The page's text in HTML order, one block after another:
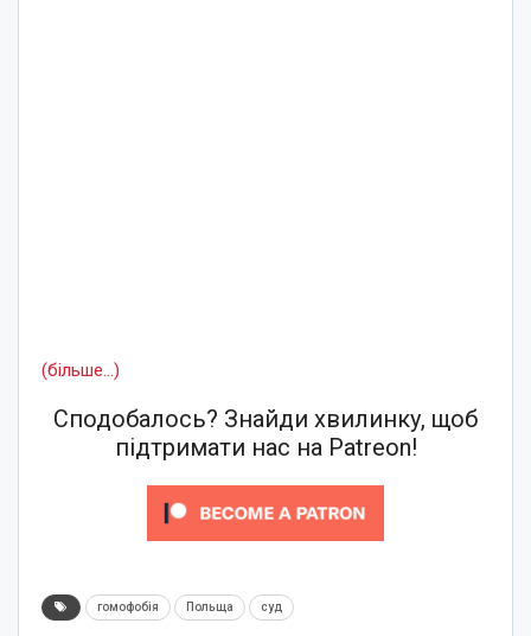
(більше…)
Сподобалось? Знайди хвилинку, щоб
підтримати нас на Patreon!
гомофобія Польща суд